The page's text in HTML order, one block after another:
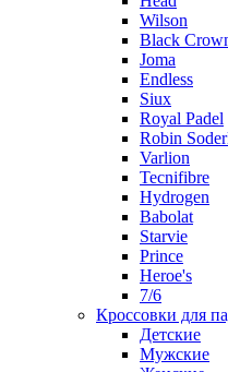
Wilson
Black
Joma
Endless
Siux
Royal Padel
Robin
Varlion
Tecnifibre
Hydrogen
Babolat
Starvie
Prince
Heroe's
7/6
Кроссовки для
Детские
Мужские